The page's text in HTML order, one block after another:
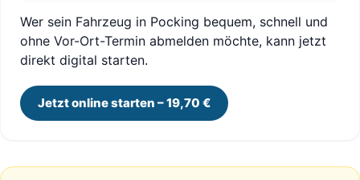
Wer sein Fahrzeug in Pocking bequem, schnell und
ohne Vor-Ort-Termin abmelden möchte, kann jetzt
direkt digital starten.
Jetzt online starten – 19,70 €